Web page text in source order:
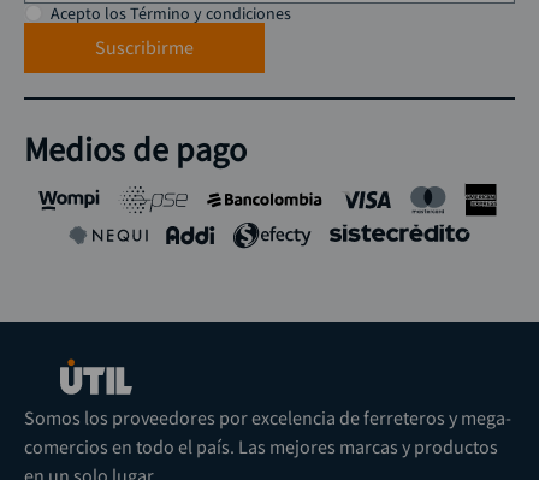
Acepto los Término y condiciones
Suscribirme
Medios de pago
Somos los proveedores por excelencia de ferreteros y mega-
comercios en todo el país. Las mejores marcas y productos
en un solo lugar.